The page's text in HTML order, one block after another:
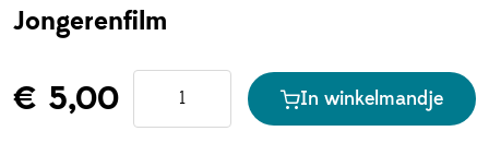
Jongerenfilm
€ 5,00 In winkelmandje